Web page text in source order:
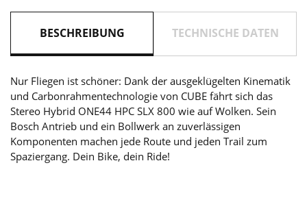
BESCHREIBUNG TECHNISCHE DATEN
Nur Fliegen ist schöner: Dank der ausgeklügelten Kinematik
und Carbonrahmentechnologie von CUBE fährt sich das
Stereo Hybrid ONE44 HPC SLX 800 wie auf Wolken. Sein
Bosch Antrieb und ein Bollwerk an zuverlässigen
Komponenten machen jede Route und jeden Trail zum
Spaziergang. Dein Bike, dein Ride!